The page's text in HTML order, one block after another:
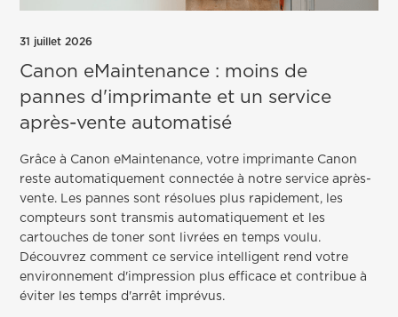
31 juillet 2026
Canon eMaintenance : moins de
pannes d'imprimante et un service
après-vente automatisé
Grâce à Canon eMaintenance, votre imprimante Canon
reste automatiquement connectée à notre service après-
vente. Les pannes sont résolues plus rapidement, les
compteurs sont transmis automatiquement et les
cartouches de toner sont livrées en temps voulu.
Découvrez comment ce service intelligent rend votre
environnement d'impression plus efficace et contribue à
éviter les temps d'arrêt imprévus.